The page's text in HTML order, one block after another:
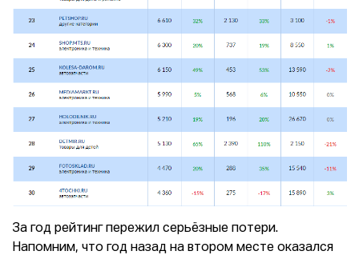
За год рейтинг пережил серьёзные потери.
Напомним, что год назад на втором месте оказался